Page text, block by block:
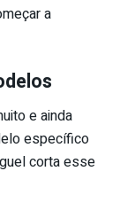
a
e ainda
específico
corta esse